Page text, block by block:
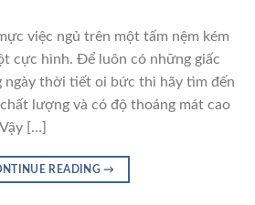
việc ngủ trên một tấm nệm kém
cực hình. Để luôn có những giấc
ngày thời tiết oi bức thì hãy tìm đến
lượng và có độ thoáng mát cao
[…]
READING→